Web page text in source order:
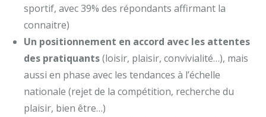
sportif, avec 39% des répondants affirmant la
connaitre)
Un positionnement en accord avec les attentes
des pratiquants(loisir, plaisir, convivialité…), mais
aussi en phase avec les tendances à l’échelle
nationale (rejet de la compétition, recherche du
plaisir, bien être…)